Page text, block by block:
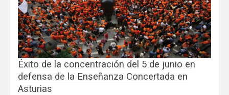
Éxito de la concentración del 5 de junio en
defensa de la Enseñanza Concertada en
Asturias